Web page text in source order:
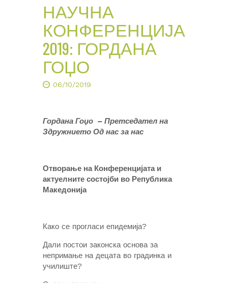
НАУЧНА
КОНФЕРЕНЦИЈА
2019: ГОРДАНА
ГОЏО
06/10/2019
Гордана Гоџо – Претседател на
Здружнието Од нас за нас
Отворање на Конференцијата и
актуелните состојби во Република
Македонија
Како се прогласи епидемија?
Дали постои законска основа за
непримање на децата во градинка и
училиште?